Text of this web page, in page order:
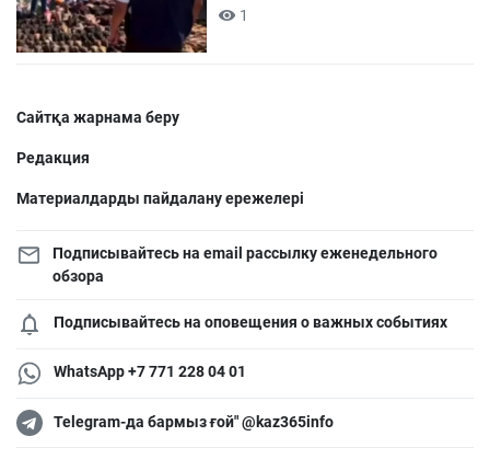
1
Сайтқа жарнама беру
Редакция
Материалдарды пайдалану ережелері
Подписывайтесь на email рассылку еженедельного
обзора
Подписывайтесь на оповещения о важных событиях
WhatsApp +7 771 228 04 01
Telegram-да бармыз ғой" @kaz365info